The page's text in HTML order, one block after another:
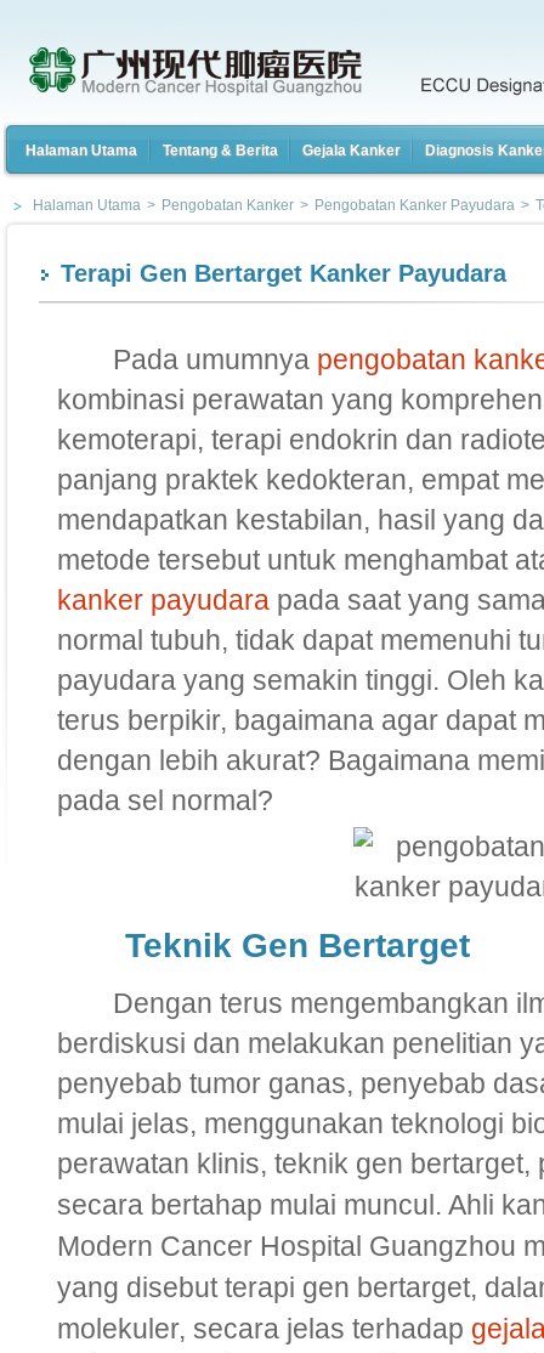
Halaman Utama Tentang & Berita Gejala Kanker Diagnosis
Halaman Utama > Pengobatan Kanker > Pengobatan Kanker Payudara >
Terapi Gen Bertarget Kanker Payudara
Pada umumnya pengobatan
kombinasi perawatan yang
kemoterapi, terapi endokrin dan
panjang praktek kedokteran, empat
mendapatkan kestabilan, hasil yang
metode tersebut untuk menghambat
kanker payudarapada saat yang
normal tubuh, tidak dapat memenuhi
payudara yang semakin tinggi. Oleh
terus berpikir, bagaimana agar dapat
dengan lebih akurat? Bagaimana
pada sel normal?
Teknik Gen Bertarget
Dengan terus mengembangkan
berdiskusi dan melakukan penelitian
penyebab tumor ganas, penyebab
mulai jelas, menggunakan teknologi
perawatan klinis, teknik gen
secara bertahap mulai muncul. Ahli
Modern Cancer Hospital Guangzhou
yang disebut terapi gen bertarget,
molekuler, secara jelas terhadap